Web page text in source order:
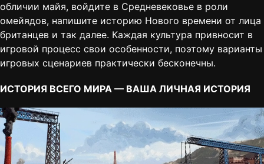
обличии майя, войдите в Cредневековье в роли
омейядов, напишите историю Нового времени от лица
британцев и так далее. Каждая культура привносит в
игровой процесс свои особенности, поэтому варианты
игровых сценариев практически бесконечны.
ИСТОРИЯ ВСЕГО МИРА — ВАША ЛИЧНАЯ ИСТОРИЯ